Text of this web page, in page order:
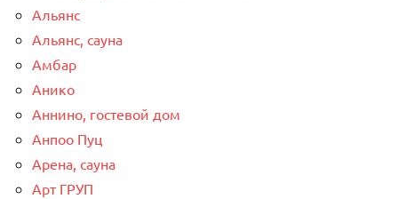
Альянс
Альянс, сауна
Амбар
Анико
Аннино, гостевой дом
Анпоо Пуц
Арена, сауна
Арт ГРУП